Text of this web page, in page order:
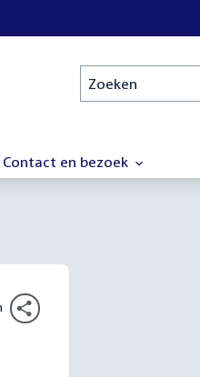
Zoeken
Contact en bezoek